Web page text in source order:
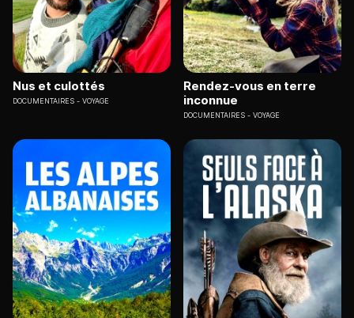
Nus et culottés
DOCUMENTAIRES VOYAGE
Rendez-vous en terre
inconnue
DOCUMENTAIRES VOYAGE